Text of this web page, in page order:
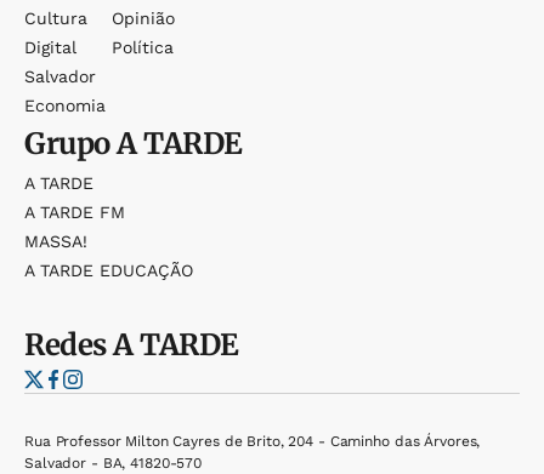
Cultura
Digital
Salvador
Economia
Opinião
Política
GrupoA TARDE
A TARDE
A TARDE FM
MASSA!
A TARDE EDUCAÇÃO
RedesA TARDE
Rua Professor Milton Cayres de Brito, 204 - Caminho das Árvores,
Salvador - BA, 41820-570